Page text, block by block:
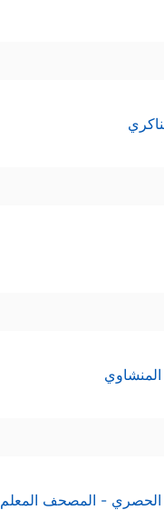
الحصري - المصحف المعلم